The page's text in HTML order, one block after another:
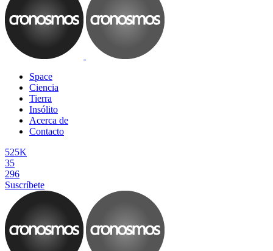
Space
Ciencia
Tierra
Insólito
Acerca de
Contacto
525K
35
296
Suscríbete